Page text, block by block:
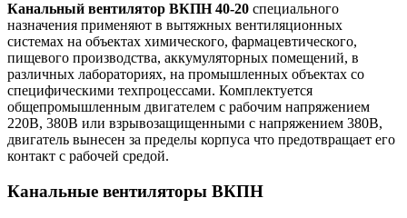
Канальный вентилятор ВКПН 40-20 специального
назначения применяют в вытяжных вентиляционных
системах на объектах химического, фармацевтического,
пищевого производства, аккумуляторных помещений, в
различных лабораториях, на промышленных объектах со
специфическими техпроцессами. Комплектуется
общепромышленным двигателем с рабочим напряжением
220В, 380В или взрывозащищенными с напряжением 380В,
двигатель вынесен за пределы корпуса что предотвращает его
контакт с рабочей средой.
Канальные вентиляторы ВКПН